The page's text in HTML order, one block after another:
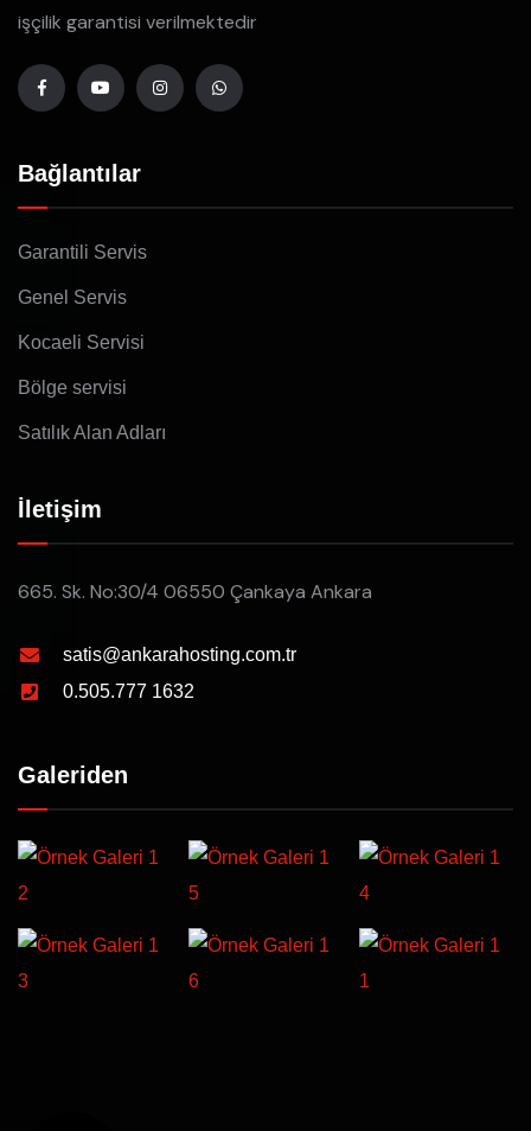
işçilik garantisi verilmektedir
Bağlantılar
Garantili Servis
Genel Servis
Kocaeli Servisi
Bölge servisi
Satılık Alan Adları
İletişim
665. Sk. No:30/4 06550 Çankaya Ankara
satis@ankarahosting.com.tr
0.505.777 1632
Galeriden